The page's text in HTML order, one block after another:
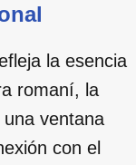
la esencia
romaní, la
ventana
con el